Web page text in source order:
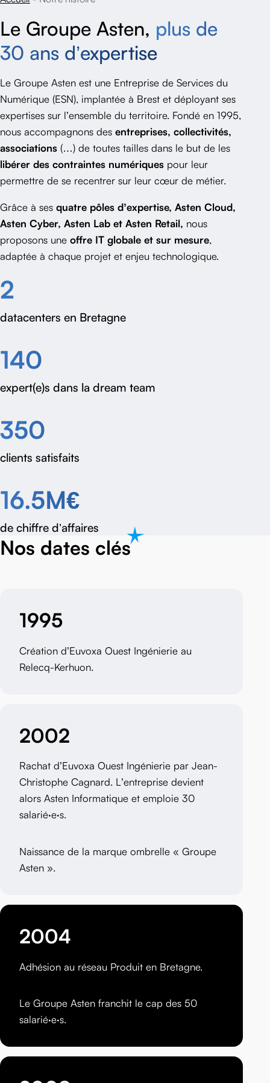
Le Groupe Asten, plus de
30 ans d’expertise
Le Groupe Asten est une Entreprise de Services du
Numérique (ESN), implantée à Brest et déployant ses
expertises sur l’ensemble du territoire. Fondé en 1995,
nous accompagnons des entreprises, collectivités,
associations (…) de toutes tailles dans le but de les
libérer des contraintes numériques pour leur
permettre de se recentrer sur leur cœur de métier.
Grâce à ses quatre pôles d’expertise, Asten Cloud,
Asten Cyber, Asten Lab et Asten Retail, nous
proposons une offre IT globale et sur mesure,
adaptée à chaque projet et enjeu technologique.
2
datacenters en Bretagne
140
expert(e)s dans la dream team
350
clients satisfaits
16.5M€
de chiffre d’affaires
Nos dates clés
1995
Création d’Euvoxa Ouest Ingénierie au
Relecq-Kerhuon.
2002
Rachat d’Euvoxa Ouest Ingénierie par Jean-
Christophe Cagnard. L’entreprise devient
alors Asten Informatique et emploie 30
salarié·e·s.
Naissance de la marque ombrelle « Groupe
Asten ».
2004
Adhésion au réseau Produit en Bretagne.
Le Groupe Asten franchit le cap des 50
salarié·e·s.